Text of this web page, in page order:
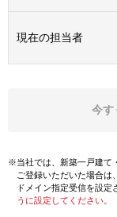
現在の担当者
今す
※当社では、新築一戸建て
ご登録いただいた場合は
ドメイン指定受信を設定
うに設定してください。